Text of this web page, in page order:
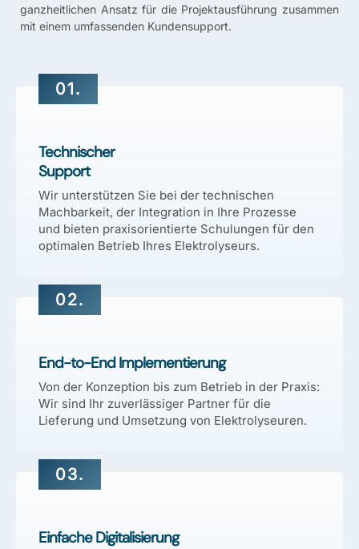
ganzheitlichen Ansatz für die Projektausführung zusammen
mit einem umfassenden Kundensupport.
01.
Technischer
Support
Wir unterstützen Sie bei der technischen
Machbarkeit, der Integration in Ihre Prozesse
und bieten praxisorientierte Schulungen für den
optimalen Betrieb Ihres Elektrolyseurs.
02.
End-to-End Implementierung
Von der Konzeption bis zum Betrieb in der Praxis:
Wir sind Ihr zuverlässiger Partner für die
Lieferung und Umsetzung von Elektrolyseuren.
03.
Einfache Digitalisierung